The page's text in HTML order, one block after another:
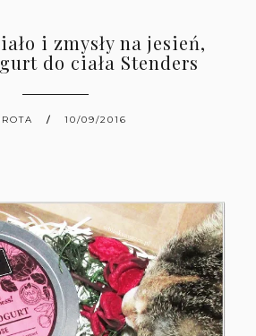
i zmysły na jesień,
do ciała Stenders
10/09/2016